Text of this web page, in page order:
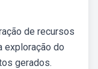
de recursos
exploração do
gerados.